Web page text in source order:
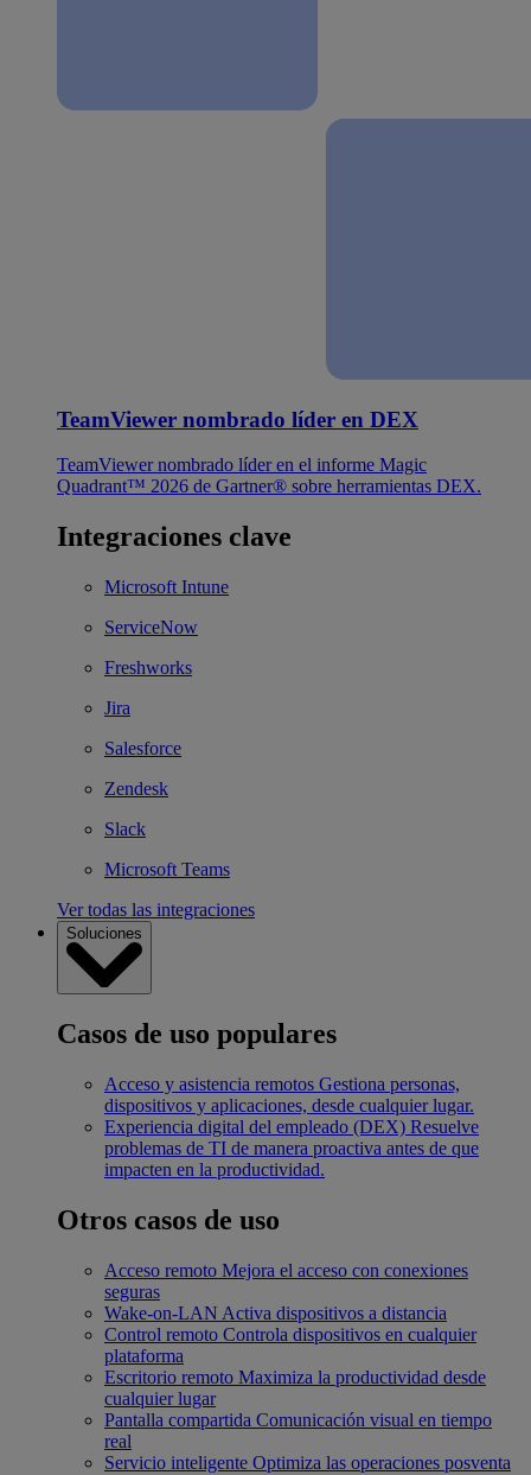
TeamViewer nombrado líder en DEX
TeamViewer nombrado líder en el informe Magic
Quadrant™ 2026 de Gartner® sobre herramientas DEX.
Integraciones clave
Microsoft Intune
ServiceNow
Freshworks
Jira
Salesforce
Zendesk
Slack
Microsoft Teams
Ver todas las integraciones
Soluciones
Casos de uso populares
Acceso y asistencia remotos Gestiona personas,
dispositivos y aplicaciones, desde cualquier lugar.
Experiencia digital del empleado (DEX) Resuelve
problemas de TI de manera proactiva antes de que
impacten en la productividad.
Otros casos de uso
Acceso remoto Mejora el acceso con conexiones
seguras
Wake-on-LAN Activa dispositivos a distancia
Control remoto Controla dispositivos en cualquier
plataforma
Escritorio remoto Maximiza la productividad desde
cualquier lugar
Pantalla compartida Comunicación visual en tiempo
real
Servicio inteligente Optimiza las operaciones posventa